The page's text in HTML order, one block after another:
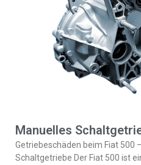
Manuelles
Getriebeschäden beim Fiat 500
Schaltgetriebe Der Fiat 500 ist